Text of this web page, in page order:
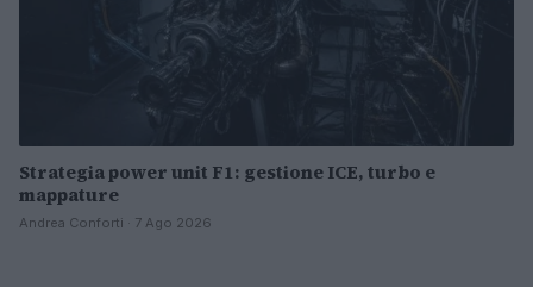
Strategia power unit F1: gestione ICE, turbo e
mappature
Andrea Conforti · 7 Ago 2026